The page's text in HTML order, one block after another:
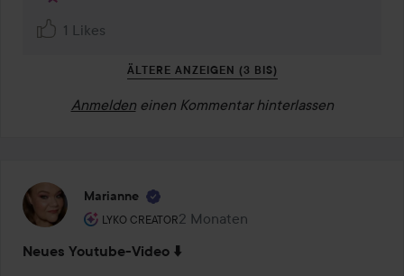
1 Likes
ÄLTERE ANZEIGEN (3 BIS)
Anmelden einen Kommentar hinterlassen
Marianne
LYKO CREATOR
Rolle des Benutzers: Lyko Creator.
2 Monaten
Der Beitrag wurde 2 Monaten
Neues Youtube-Video ⬇️